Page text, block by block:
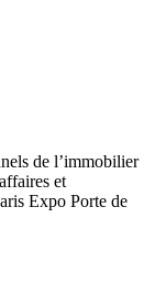
de l’immobilier
et
Expo Porte de